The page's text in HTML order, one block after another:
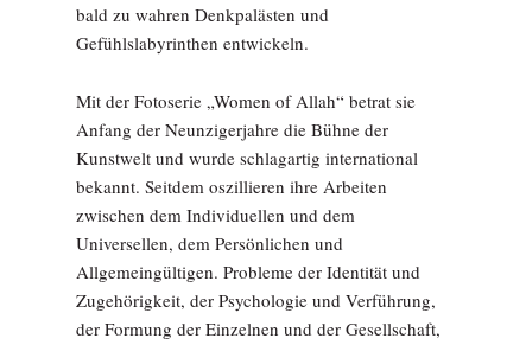
bald zu wahren Denkpalästen und
Gefühlslabyrinthen entwickeln.
Mit der Fotoserie „Women of Allah“ betrat sie
Anfang der Neunzigerjahre die Bühne der
Kunstwelt und wurde schlagartig international
bekannt. Seitdem oszillieren ihre Arbeiten
zwischen dem Individuellen und dem
Universellen, dem Persönlichen und
Allgemeingültigen. Probleme der Identität und
Zugehörigkeit, der Psychologie und Verführung,
der Formung der Einzelnen und der Gesellschaft,